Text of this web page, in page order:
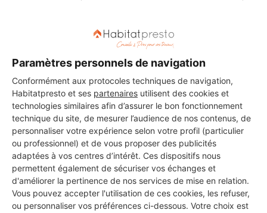
Paramètres personnels de navigation
Conformément aux protocoles techniques de navigation,
Habitatpresto et ses partenaires utilisent des cookies et
technologies similaires afin d’assurer le bon fonctionnement
technique du site, de mesurer l’audience de nos contenus, de
personnaliser votre expérience selon votre profil (particulier
ou professionnel) et de vous proposer des publicités
adaptées à vos centres d’intérêt. Ces dispositifs nous
permettent également de sécuriser vos échanges et
d'améliorer la pertinence de nos services de mise en relation.
Vous pouvez accepter l'utilisation de ces cookies, les refuser,
ou personnaliser vos préférences ci-dessous. Votre choix est
DEMANDER UN DEVIS